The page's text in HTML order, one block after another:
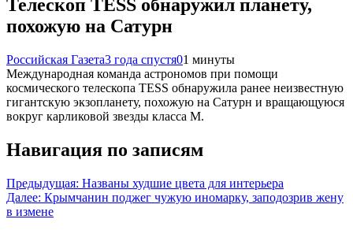
Телескоп TESS обнаружил планету,
похожую на Сатурн
Российская Газета3 года спустя01 минуты
Международная команда астрономов при помощи
космического телескопа TESS обнаружила ранее неизвестную
гигантскую экзопланету, похожую на Сатурн и вращающуюся
вокруг карликовой звезды класса М.
Навигация по записям
Предыдущая: Названы худшие цвета для интерьера
Далее: Крымчанин поджег чужую иномарку, заподозрив жену
в измене